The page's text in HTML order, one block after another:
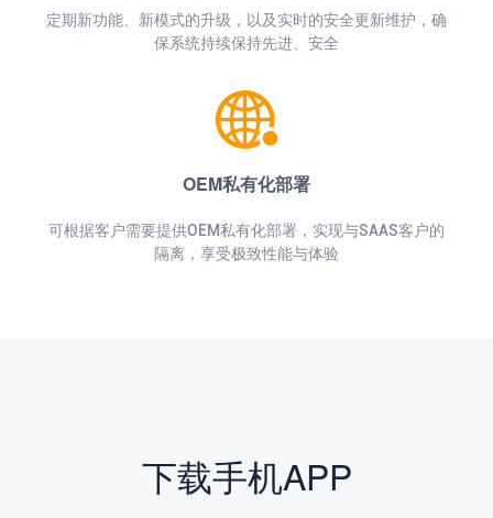
定期新功能、新模式的升级，以及实时的安全更新维护，确
保系统持续保持先进、安全
OEM私有化部署
可根据客户需要提供OEM私有化部署，实现与SAAS客户的
隔离，享受极致性能与体验
下载手机APP